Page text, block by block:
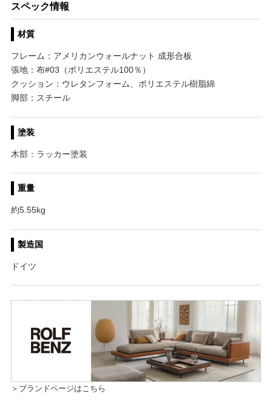
スペック情報
材質
フレーム：アメリカンウォールナット 成形合板
張地：布#03（ポリエステル100％）
クッション：ウレタンフォーム、ポリエステル樹脂綿
脚部：スチール
塗装
木部：ラッカー塗装
重量
約5.55kg
製造国
ドイツ
＞ブランドページはこちら